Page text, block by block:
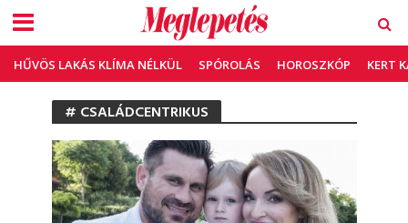
HŰVÖS LAKÁS KLÍMA NÉLKÜL SPÓROLÁS HOROSZKÓP KERT
# CSALÁDCENTRIKUS